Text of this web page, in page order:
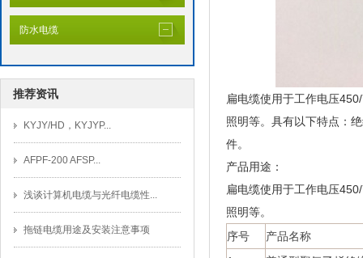
防水电缆
推荐资讯
KYJY/HD，KYJYP...
AFPF-200 AFSP...
浅谈计算机电缆与光纤电缆性...
拖链电缆用途及安装注意事项
扁电缆使用于工作电压
照明等。具有以下特点：
件。
产品用途：
扁电缆使用于工作电压
照明等。
序号
产品名称